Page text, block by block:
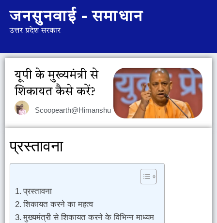
जनसुनवाई - समाधान
उत्तर प्रदेश सरकार
यूपी के मुख्यमंत्री से
शिकायत कैसे करें?
Scoopearth@Himanshu
प्रस्तावना
प्रस्तावना
शिकायत करने का महत्व
मुख्यमंत्री से शिकायत करने के विभिन्न माध्यम